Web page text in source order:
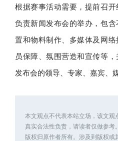
根据赛事活动需要，提前召
负责新闻发布会的举办，包
置和物料制作、多媒体及网
员保障、氛围营造和宣传等
发布会的领导、专家、嘉宾、
本文观点不代表本站立场，该文
真实合法性负责，请读者仅做参考
版权归原作者所有。涉及到版权或